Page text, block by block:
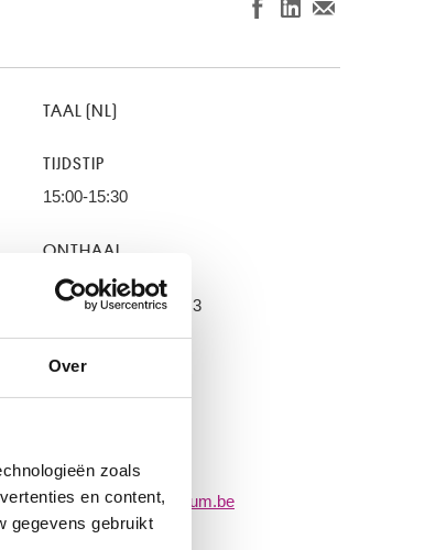
Over
zoals
en content,
gegevens gebruikt
TAAL (NL)
TIJDSTIP
15:00-15:30
ONTHAAL
KMSKB - infobalie
Regentschapsstraat 3
MEER INFORMATIE
info@fine-arts-museum.be
Zonder reservatie